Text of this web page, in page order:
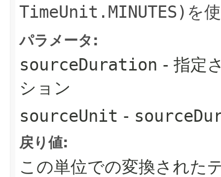
TimeUnit.MINUTES) を
パラメータ:
sourceDuration - 指定
ション
sourceUnit -
戻り値:
この単位での変換された